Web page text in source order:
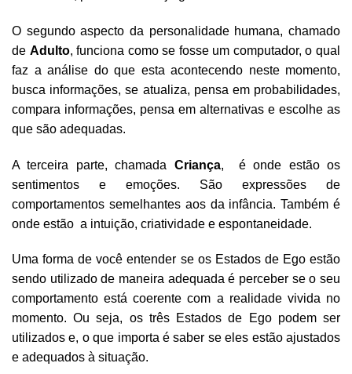
O segundo aspecto da personalidade humana, chamado
de Adulto, funciona como se fosse um computador, o qual
faz a análise do que esta acontecendo neste momento,
busca informações, se atualiza, pensa em probabilidades,
compara informações, pensa em alternativas e escolhe as
que são adequadas.
A terceira parte, chamada Criança, é onde estão os
sentimentos e emoções. São expressões de
comportamentos semelhantes aos da infância. Também é
onde estão a intuição, criatividade e espontaneidade.
Uma forma de você entender se os Estados de Ego estão
sendo utilizado de maneira adequada é perceber se o seu
comportamento está coerente com a realidade vivida no
momento. Ou seja, os três Estados de Ego podem ser
utilizados e, o que importa é saber se eles estão ajustados
e adequados à situação.